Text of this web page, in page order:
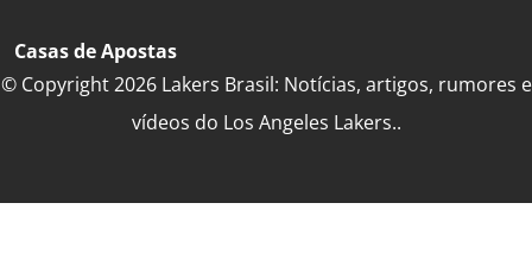
Casas de Apostas
© Copyright 2026 Lakers Brasil: Notícias, artigos, rumores e
vídeos do Los Angeles Lakers..